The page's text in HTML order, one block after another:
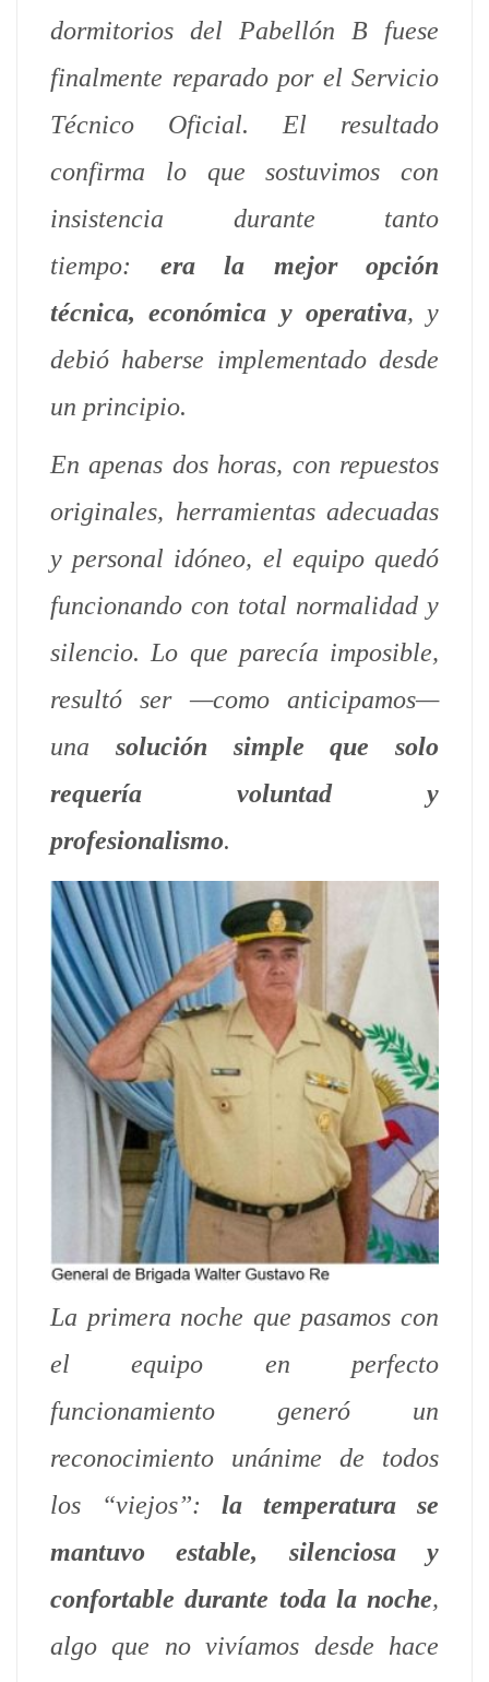
dormitorios del Pabellón B fuese
finalmente reparado por el Servicio
Técnico Oficial. El resultado
confirma lo que sostuvimos con
insistencia durante tanto
tiempo: era la mejor opción
técnica, económica y operativa, y
debió haberse implementado desde
un principio.
En apenas dos horas, con repuestos
originales, herramientas adecuadas
y personal idóneo, el equipo quedó
funcionando con total normalidad y
silencio. Lo que parecía imposible,
resultó ser —como anticipamos—
una solución simple que solo
requería voluntad y
profesionalismo.
La primera noche que pasamos con
el equipo en perfecto
funcionamiento generó un
reconocimiento unánime de todos
los “viejos”: la temperatura se
mantuvo estable, silenciosa y
confortable durante toda la noche,
algo que no vivíamos desde hace